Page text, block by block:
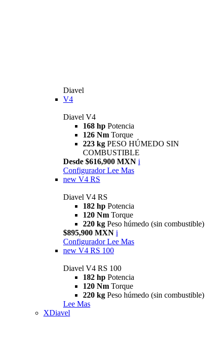
Diavel
V4
Diavel V4
168 hp Potencia
126 Nm Torque
223 kg PESO HÚMEDO SIN
COMBUSTIBLE
Desde $616,900 MXN i
Configurador Lee Mas
new V4 RS
Diavel V4 RS
182 hp Potencia
120 Nm Torque
220 kg Peso húmedo (sin combustible)
$895,900 MXN i
Configurador Lee Mas
new V4 RS 100
Diavel V4 RS 100
182 hp Potencia
120 Nm Torque
220 kg Peso húmedo (sin combustible)
Lee Mas
XDiavel